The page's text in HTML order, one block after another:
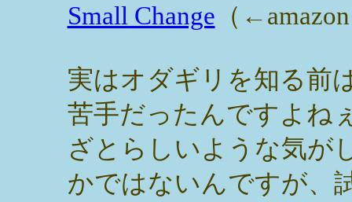
Small Change （
実はオダギリを知る前
苦手だったんですよね
ざとらしいような気が
かではないんですが、